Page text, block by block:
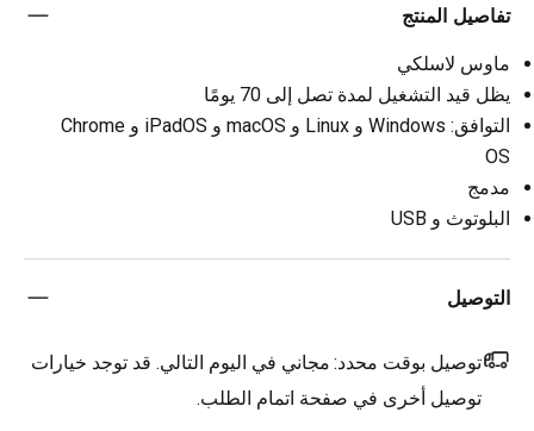
تفاصيل المنتج
ماوس لاسلكي
يظل قيد التشغيل لمدة تصل إلى 70 يومًا
التوافق: Windows و Linux و macOS و iPadOS و Chrome
OS
مدمج
البلوتوث و USB
التوصيل
توصيل بوقت محدد: مجاني في اليوم التالي. قد توجد خيارات
توصيل أخرى في صفحة اتمام الطلب.